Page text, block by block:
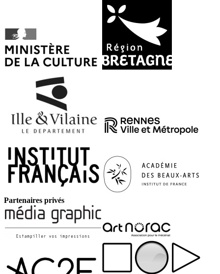
Partenaires privés